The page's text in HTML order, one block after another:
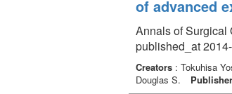
of advanced
Annals of Surgical
published_at
Creators : Tokuhisa
Douglas S.